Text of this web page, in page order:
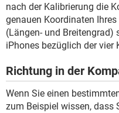
nach der Kalibrierung die
genauen Koordinaten
(Längen- und Breitengrad)
iPhones bezüglich der vier
Richtung in der
Wenn Sie einen
zum Beispiel wissen, dass